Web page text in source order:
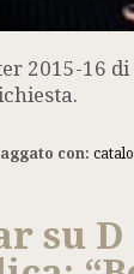
2015-16 di
con:
su